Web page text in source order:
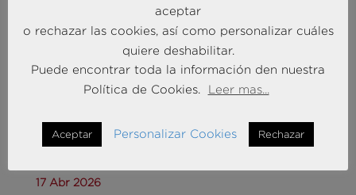
MÁS NOTICIAS SOBRE: CUSTOMER
EXPERIENCE
17 Abr 2026
aceptar
o rechazar las cookies, así como personalizar cuáles
quiere deshabilitar.
Puede encontrar toda la información den nuestra
Política de Cookies.
Leer mas...
Aceptar Personalizar Cookies Rechazar